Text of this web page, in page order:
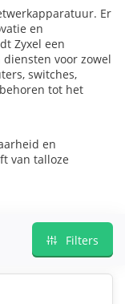
Er
en
Zyxel een
voor zowel
switches,
tot het
en
van talloze
Filters